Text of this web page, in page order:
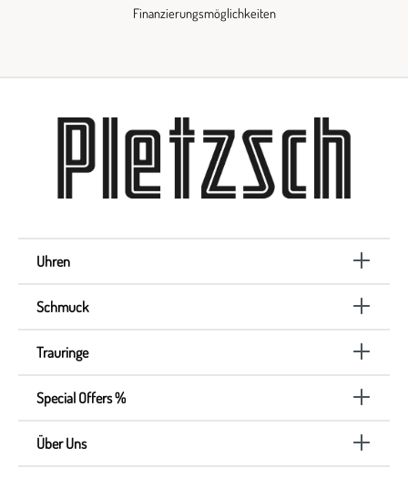
Finanzierungsmöglichkeiten
Uhren
Schmuck
Trauringe
Special Offers %
Über Uns